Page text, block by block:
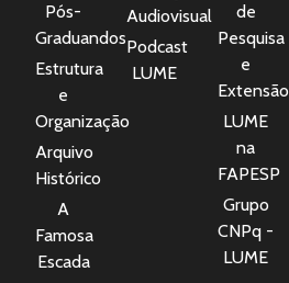
Pós-
Graduandos
Estrutura
e
Organização
Arquivo
Histórico
A
Famosa
Escada
Audiovisual
Podcast
LUME
de
Pesquisa
e
Extensão
LUME
na
FAPESP
Grupo
CNPq -
LUME